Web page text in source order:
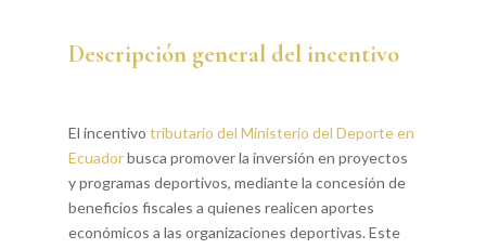
Descripción general del incentivo
El incentivo tributario del Ministerio del Deporte en
Ecuadorbusca promover la inversión en proyectos
y programas deportivos, mediante la concesión de
beneficios fiscales a quienes realicen aportes
económicos a las organizaciones deportivas. Este